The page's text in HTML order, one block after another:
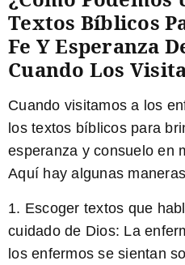
Textos Bíblicos
Fe Y Esperanza
Cuando Los
Cuando visitamos a los
los textos bíblicos para
esperanza y consuelo en
Aquí hay algunas
1. Escoger textos que
cuidado de Dios: La
los enfermos se sientan